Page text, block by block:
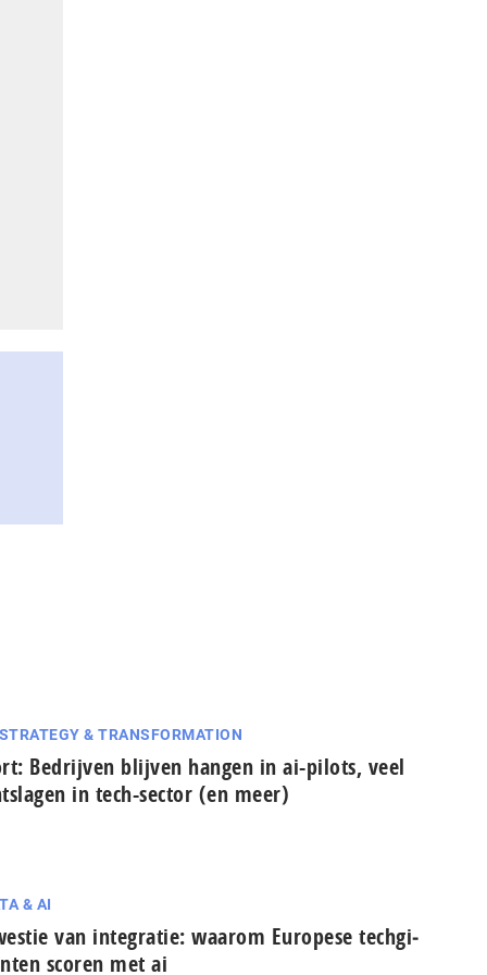
& TRANSFORMATION
Bedrijven blijven hangen in ai-pilots, veel
in tech-sector (en meer)
& AI
van integratie: waarom Europese tech­gi­
scoren met ai